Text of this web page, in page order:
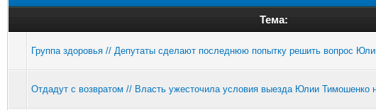
Тема:
Группа здоровья // Депутаты сделают последнюю попытку решить вопрос
Отдадут с возвратом // Власть ужесточила условия выезда Юлии Тимошенко